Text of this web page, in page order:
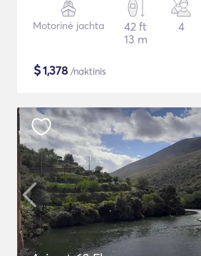
Motorinė jachta
42 ft
13 m
4
$1,378 /naktinis